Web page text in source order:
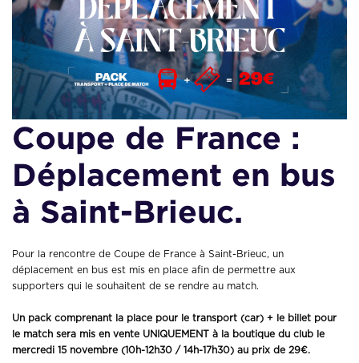
Coupe de France :
Déplacement en bus
à Saint-Brieuc.
Pour la rencontre de Coupe de France à Saint-Brieuc, un
déplacement en bus est mis en place afin de permettre aux
supporters qui le souhaitent de se rendre au match.
Un pack comprenant la place pour le transport (car) + le billet pour
le match sera mis en vente UNIQUEMENT à la boutique du club le
mercredi 15 novembre (10h-12h30 / 14h-17h30) au prix de 29€.